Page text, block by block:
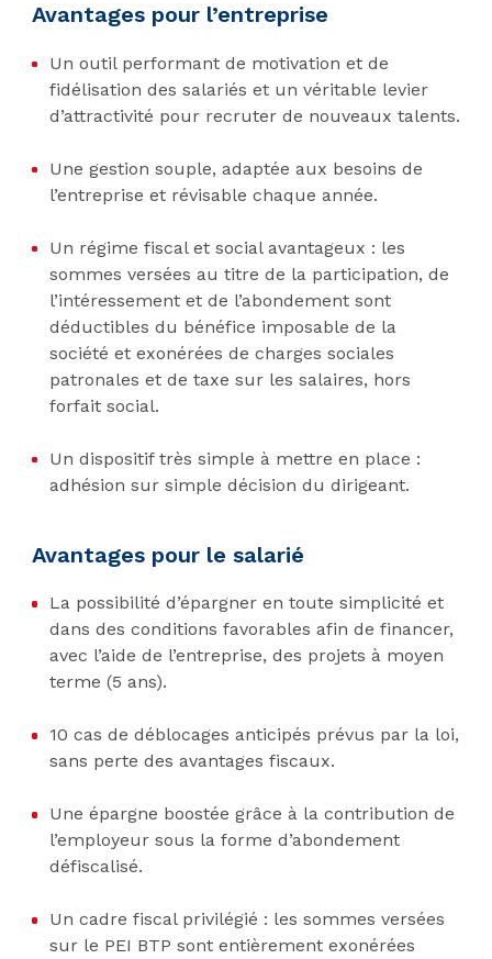
Avantages pour l’entreprise
Un outil performant de motivation et de
fidélisation des salariés et un véritable levier
d’attractivité pour recruter de nouveaux talents.
Une gestion souple, adaptée aux besoins de
l’entreprise et révisable chaque année.
Un régime fiscal et social avantageux : les
sommes versées au titre de la participation, de
l’intéressement et de l’abondement sont
déductibles du bénéfice imposable de la
société et exonérées de charges sociales
patronales et de taxe sur les salaires, hors
forfait social.
Un dispositif très simple à mettre en place :
adhésion sur simple décision du dirigeant.
Avantages pour le salarié
La possibilité d’épargner en toute simplicité et
dans des conditions favorables afin de financer,
avec l’aide de l’entreprise, des projets à moyen
terme (5 ans).
10 cas de déblocages anticipés prévus par la loi,
sans perte des avantages fiscaux.
Une épargne boostée grâce à la contribution de
l’employeur sous la forme d’abondement
défiscalisé.
Un cadre fiscal privilégié : les sommes versées
sur le PEI BTP sont entièrement exonérées